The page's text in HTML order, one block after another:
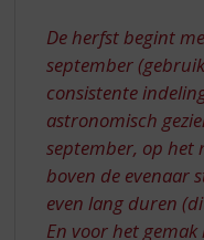
DE
DEUR
De herfst begint
september
consistente
astronomisch
september, op het
boven de evenaar
even lang duren
En voor het